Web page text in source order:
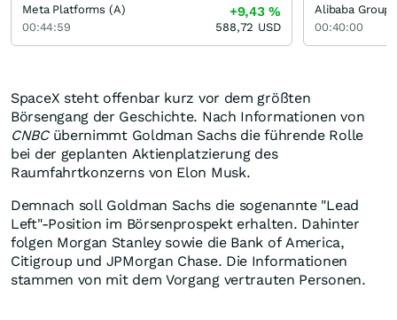
SpaceX steht offenbar kurz vor dem größten
Börsengang der Geschichte. Nach Informationen von
CNBCübernimmt Goldman Sachs die führende Rolle
bei der geplanten Aktienplatzierung des
Raumfahrtkonzerns von Elon Musk.
Demnach soll Goldman Sachs die sogenannte "Lead
Left"-Position im Börsenprospekt erhalten. Dahinter
folgen Morgan Stanley sowie die Bank of America,
Citigroup und JPMorgan Chase. Die Informationen
stammen von mit dem Vorgang vertrauten Personen.
Meta Platforms (A)
00:44:59
+9,43%
588,72 USD
Alibaba Group
00:40:00